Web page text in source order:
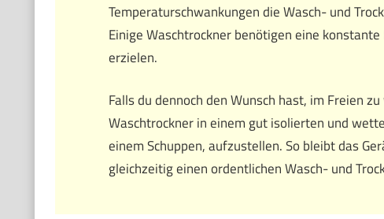
Temperaturschwankungen die Wasch- und
Einige Waschtrockner benötigen eine
erzielen.
Falls du dennoch den Wunsch hast, im Freien
Waschtrockner in einem gut isolierten und
einem Schuppen, aufzustellen. So bleibt das
gleichzeitig einen ordentlichen Wasch- und